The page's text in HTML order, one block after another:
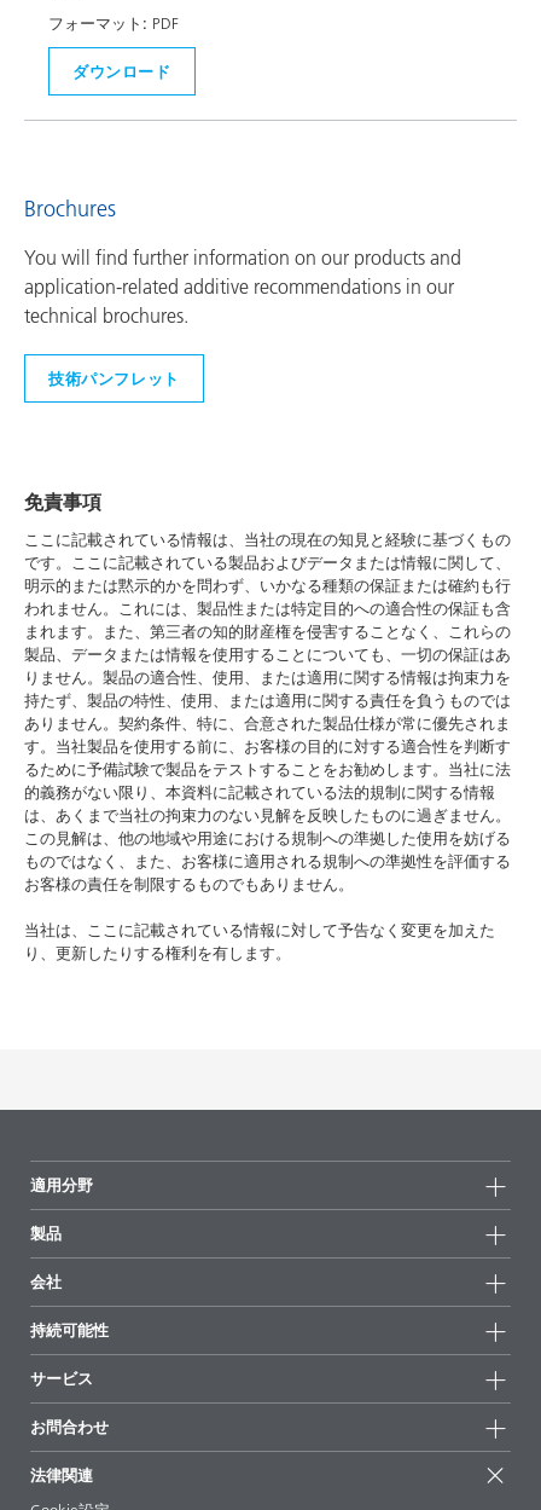
フォーマット: PDF
ダウンロード
Brochures
You will find further information on our products and
application-related additive recommendations in our
technical brochures.
技術パンフレット
免責事項
ここに記載されている情報は、当社の現在の知見と経験に基づくもの
です。ここに記載されている製品およびデータまたは情報に関して、
明示的または黙示的かを問わず、いかなる種類の保証または確約も行
われません。これには、製品性または特定目的への適合性の保証も含
まれます。また、第三者の知的財産権を侵害することなく、これらの
製品、データまたは情報を使用することについても、一切の保証はあ
りません。製品の適合性、使用、または適用に関する情報は拘束力を
持たず、製品の特性、使用、または適用に関する責任を負うものでは
ありません。契約条件、特に、合意された製品仕様が常に優先されま
す。当社製品を使用する前に、お客様の目的に対する適合性を判断す
るために予備試験で製品をテストすることをお勧めします。当社に法
的義務がない限り、本資料に記載されている法的規制に関する情報
は、あくまで当社の拘束力のない見解を反映したものに過ぎません。
この見解は、他の地域や用途における規制への準拠した使用を妨げる
ものではなく、また、お客様に適用される規制への準拠性を評価する
お客様の責任を制限するものでもありません。
当社は、ここに記載されている情報に対して予告なく変更を加えた
り、更新したりする権利を有します。
適用分野
製品
全製品
ハイライト
会社
ニュース
拠点と販売代理店
展示会 & イベント
経営陣
持続可能性
持続可能な製品
サクセスストーリー
EcoVadis
証明書
サービス
配合の出発点
論文記事
お問合わせ
法律関連